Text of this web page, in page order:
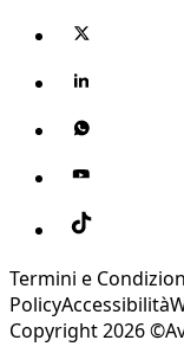
Termini e
PolicyAccessibilità
Copyright 2026